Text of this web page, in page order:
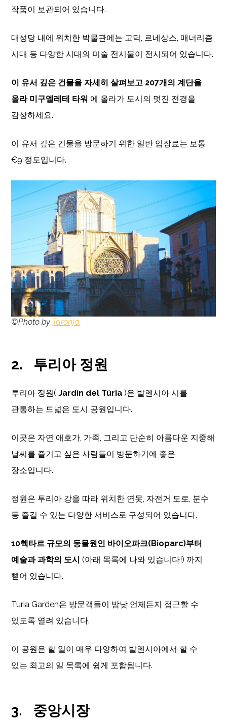
작품이 보관되어 있습니다.
대성당 내에 위치한 박물관에는 고딕, 르네상스, 매너리즘
시대 등 다양한 시대의 미술 전시물이 전시되어 있습니다.
이 유서 깊은 건물을 자세히 살펴보고 207개의 계단을
올라 미구엘레테 타워 에 올라가 도시의 멋진 전경을
감상하세요.
이 유서 깊은 건물을 방문하기 위한 일반 입장료는 보통
€9 정도입니다.
©Photo by Taronja
2. 투리아 정원
투리아 정원(Jardín del Túria )은 발렌시아 시를
관통하는 드넓은 도시 공원입니다.
이곳은 자연 애호가, 가족, 그리고 단순히 아름다운 지중해
날씨를 즐기고 싶은 사람들이 방문하기에 좋은
장소입니다.
정원은 투리아 강을 따라 위치한 연못, 자전거 도로, 분수
등 즐길 수 있는 다양한 서비스로 구성되어 있습니다.
10헥타르 규모의 동물원인 바이오파크(Bioparc)부터
예술과 과학의 도시 (아래 목록에 나와 있습니다!) 까지
뻗어 있습니다.
Turia Garden은 방문객들이 밤낮 언제든지 접근할 수
있도록 열려 있습니다.
이 공원은 할 일이 매우 다양하여 발렌시아에서 할 수
있는 최고의 일 목록에 쉽게 포함됩니다.
3. 중앙시장